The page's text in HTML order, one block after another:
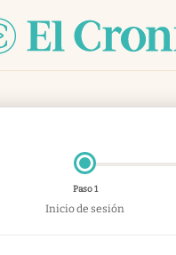
Paso 1
Inicio de sesión